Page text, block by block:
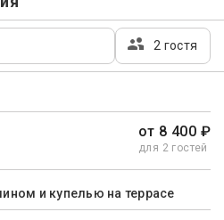
2 гостя
от 8 400 ₽
для 2 гостей
и купелью на террасе